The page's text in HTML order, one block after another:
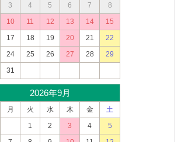
3 4 5 6 7
8
10 11 12 13 14
15
17 18 19 20 21
22
24 25 26 27 28
29
31
2026年9月
月 火 水 木 金
土
1
2 3 4
5